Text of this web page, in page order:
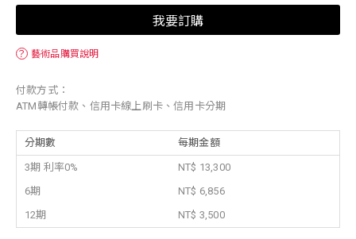
我要訂購
？ 藝術品購買說明
付款方式：
ATM轉帳付款、信用卡線上刷卡、信用卡分期
分期數 每期金額
3期 利率0%
NT$ 13,300
6期
NT$ 6,856
12期
NT$ 3,500